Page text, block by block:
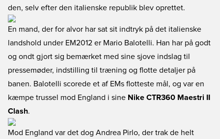
den, selv efter den italienske republik blev oprettet.
En mand, der for alvor har sat sit indtryk på det italienske
landshold under EM2012 er Mario Balotelli. Han har på godt
og ondt gjort sig bemærket med sine sjove indslag til
pressemøder, indstilling til træning og flotte detaljer på
banen. Balotelli scorede et af EMs flotteste mål, og var en
kæmpe trussel mod England i sine Nike CTR360 Maestri II
Clash.
Mod England var det dog Andrea Pirlo, der trak de helt